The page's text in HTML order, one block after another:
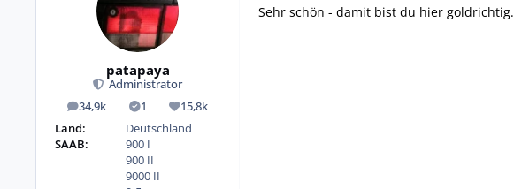
patapaya
Administrator
34,9k
Beiträge 1
Lösungen15,8k
Reputation
Land:
Deutschland
SAAB:
900 I
900 II
9000 II
Sehr schön - damit bist du hier goldrichtig.